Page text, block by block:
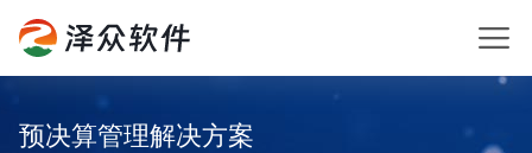
预决算管理解决方案